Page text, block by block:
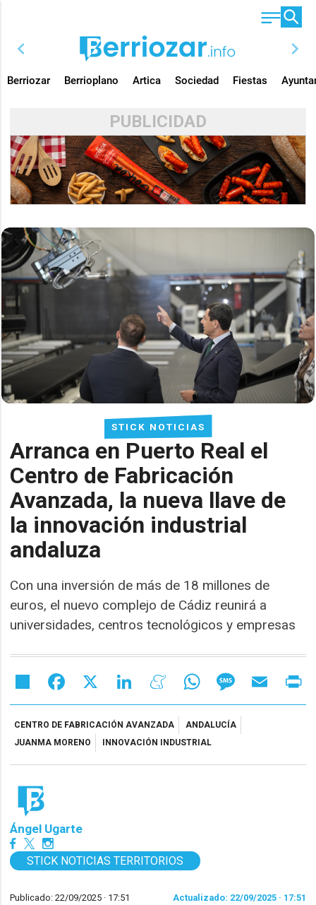
chevron_left chevron_right
Berriozar Berrioplano Artica Sociedad Fiestas
PUBLICIDAD
STICK NOTICIAS
Arranca en Puerto Real el
Centro de Fabricación
Avanzada, la nueva llave de
la innovación industrial
andaluza
Con una inversión de más de 18 millones de
euros, el nuevo complejo de Cádiz reunirá a
universidades, centros tecnológicos y empresas
Share Facebook LinkedIn MeneameWhatsAppMessageEmail
CENTRO DE FABRICACIÓN AVANZADA
ANDALUCÍA
JUANMA MORENO
INNOVACIÓN INDUSTRIAL
Ángel Ugarte
STICK NOTICIAS TERRITORIOS
Publicado: 22/09/2025 · 17:51 Actualizado: 22/09/2025 · 17:51